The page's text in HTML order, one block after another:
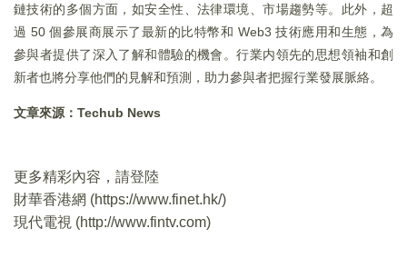
鏈技術的多個方面，如安全性、法律環境、市場趨勢等。此外，超
過 50 個參展商展示了最新的比特幣和 Web3 技術應用和生態，為
參與者提供了深入了解和體驗的機會。行業内領先的思想領袖和創
新者也將分享他們的見解和預測，助力參與者把握行業發展脈絡。
文章來源：Techub News
更多精彩內容，請登陸
財華香港網 (https://www.finet.hk/)
現代電視 (http://www.fintv.com)